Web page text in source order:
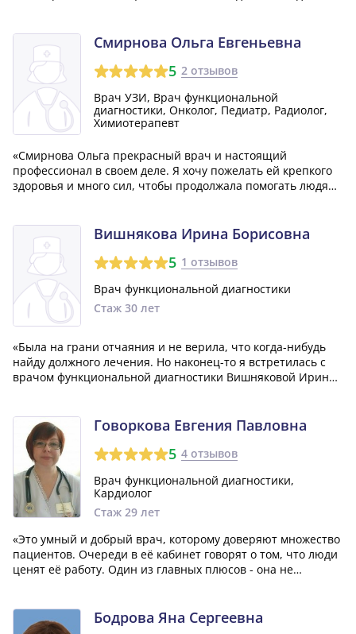
просто безумно повезло найти сво...»
Смирнова Ольга Евгеньевна
5 2 отзывов
Врач УЗИ, Врач функциональной
диагностики, Онколог, Педиатр, Радиолог,
Химиотерапевт
«Смирнова Ольга прекрасный врач и настоящий
профессионал в своем деле. Я хочу пожелать ей крепкого
здоровья и много сил, чтобы продолжала помогать людям
Вишнякова Ирина Борисовна
5 1 отзывов
Врач функциональной диагностики
Стаж 30 лет
«Была на грани отчаяния и не верила, что когда-нибудь
найду должного лечения. Но наконец-то я встретилась с
врачом функциональной диагностики Вишняковой Ириной
четкие и компетентные от...»Говоркова Евгения Павловна
5 4 отзывов
Врач функциональной диагностики,
Кардиолог
Стаж 29 лет
«Это умный и добрый врач, которому доверяют множество
пациентов. Очереди в её кабинет говорят о том, что люди
ценят её работу. Один из главных плюсов - она не
Павловна быстро ставит диагноз и у...»
Бодрова Яна Сергеевна